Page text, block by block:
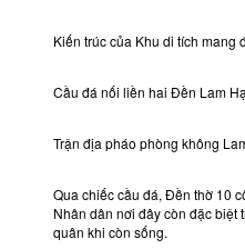
Kiến trúc của Khu di tích mang
Cầu đá nối liền hai Đền Lam
Trận địa pháo phòng không
Qua chiếc cầu đá, Đền thờ 10
Nhân dân nơi đây còn đặc biệt
quân khi còn sống.